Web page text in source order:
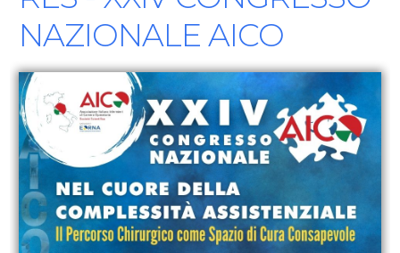
NAZIONALE AICO